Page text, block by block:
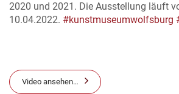
2020 und 2021. Die Ausstellung läuft
10.04.2022. #kunstmuseumwolfsburg
Video ansehen…